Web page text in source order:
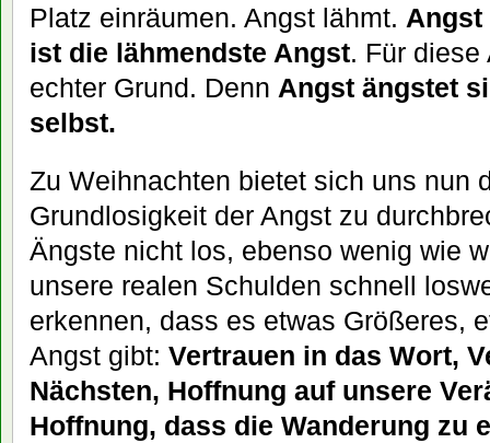
Platz einräumen. Angst lähmt. Angst
ist die lähmendste Angst. Für
echter Grund. Denn Angst ängstet
selbst.
Zu Weihnachten bietet sich uns nun
Grundlosigkeit der Angst zu
Ängste nicht los, ebenso wenig wie
unsere realen Schulden schnell
erkennen, dass es etwas Größeres,
Angst gibt: Vertrauen in das Wort,
Nächsten, Hoffnung auf unsere
Hoffnung, dass die Wanderung zu